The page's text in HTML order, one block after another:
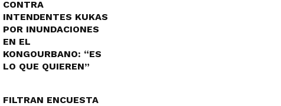
CONTRA
INTENDENTES KUKAS
POR INUNDACIONES
EN EL
KONGOURBANO: “ES
LO QUE QUIEREN”
FILTRAN ENCUESTA